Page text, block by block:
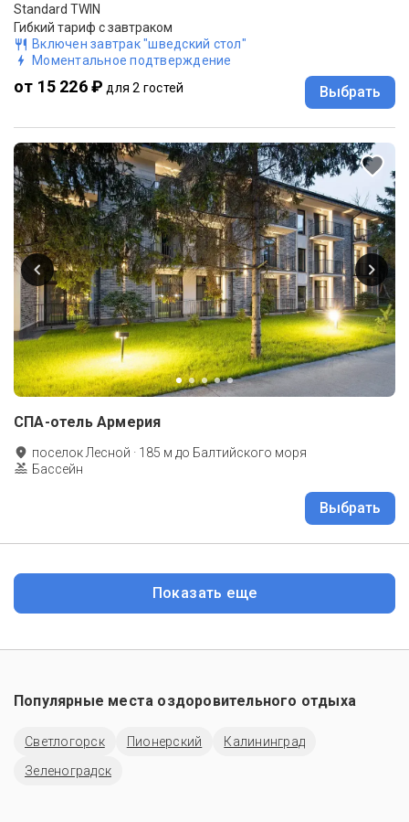
Standard TWIN
Гибкий тариф с завтраком
Включен завтрак "шведский стол"
Моментальное подтверждение
от 15 226 ₽ для 2 гостей Выбрать
СПА-отель Армерия
поселок Лесной · 185 м до Балтийского моря
Бассейн
Выбрать
Показать еще
Популярные места оздоровительного отдыха
Светлогорск Пионерский
Калининград
Зеленоградск